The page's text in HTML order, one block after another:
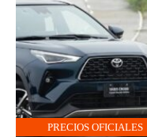
PRECIOS OFICIALES